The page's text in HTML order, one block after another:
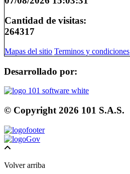
Cantidad de visitas:
264317
Mapas del sitio Terminos y condiciones
Desarrollado por:
© Copyright 2026 101 S.A.S.
Volver arriba